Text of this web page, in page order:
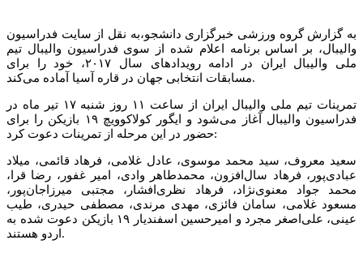
به گزارش گروه ورزشی خبرگزاری دانشجو،به نقل از سایت فدراسیون
والیبال، بر اساس برنامه اعلام شده از سوی فدراسیون والیبال تیم
ملی والیبال ایران در ادامه رویدادهای سال ۲۰۱۷، خود را برای
مسابقات انتخابی جهان در قاره آسیا آماده می‌کند.
تمرینات تیم ملی والیبال ایران از ساعت ۱۱ روز شنبه ۱۷ تیر ماه در
فدراسیون والیبال آغاز می‌شود و ایگور کولاکوویچ ۱۹ بازیکن را برای
حضور در این مرحله از تمرینات دعوت کرد:
سعید معروف، سید محمد موسوی، عادل غلامی، فرهاد قائمی، میلاد
عبادی‌پور، فرهاد سال‌افزون، محمدطاهر وادی، امیر غفور، رضا قرا،
محمد جواد معنوی‌نژاد، فرهاد نظری‌افشار، مجتبی میرزاجان‌پور،
مسعود غلامی، سامان فائزی، مهدی مرندی، مصطفی حیدری، طیب
عینی، علی‌اصغر مجرد و امیرحسین اسفندیار ۱۹ بازیکن دعوت شده به
اردو هستند.